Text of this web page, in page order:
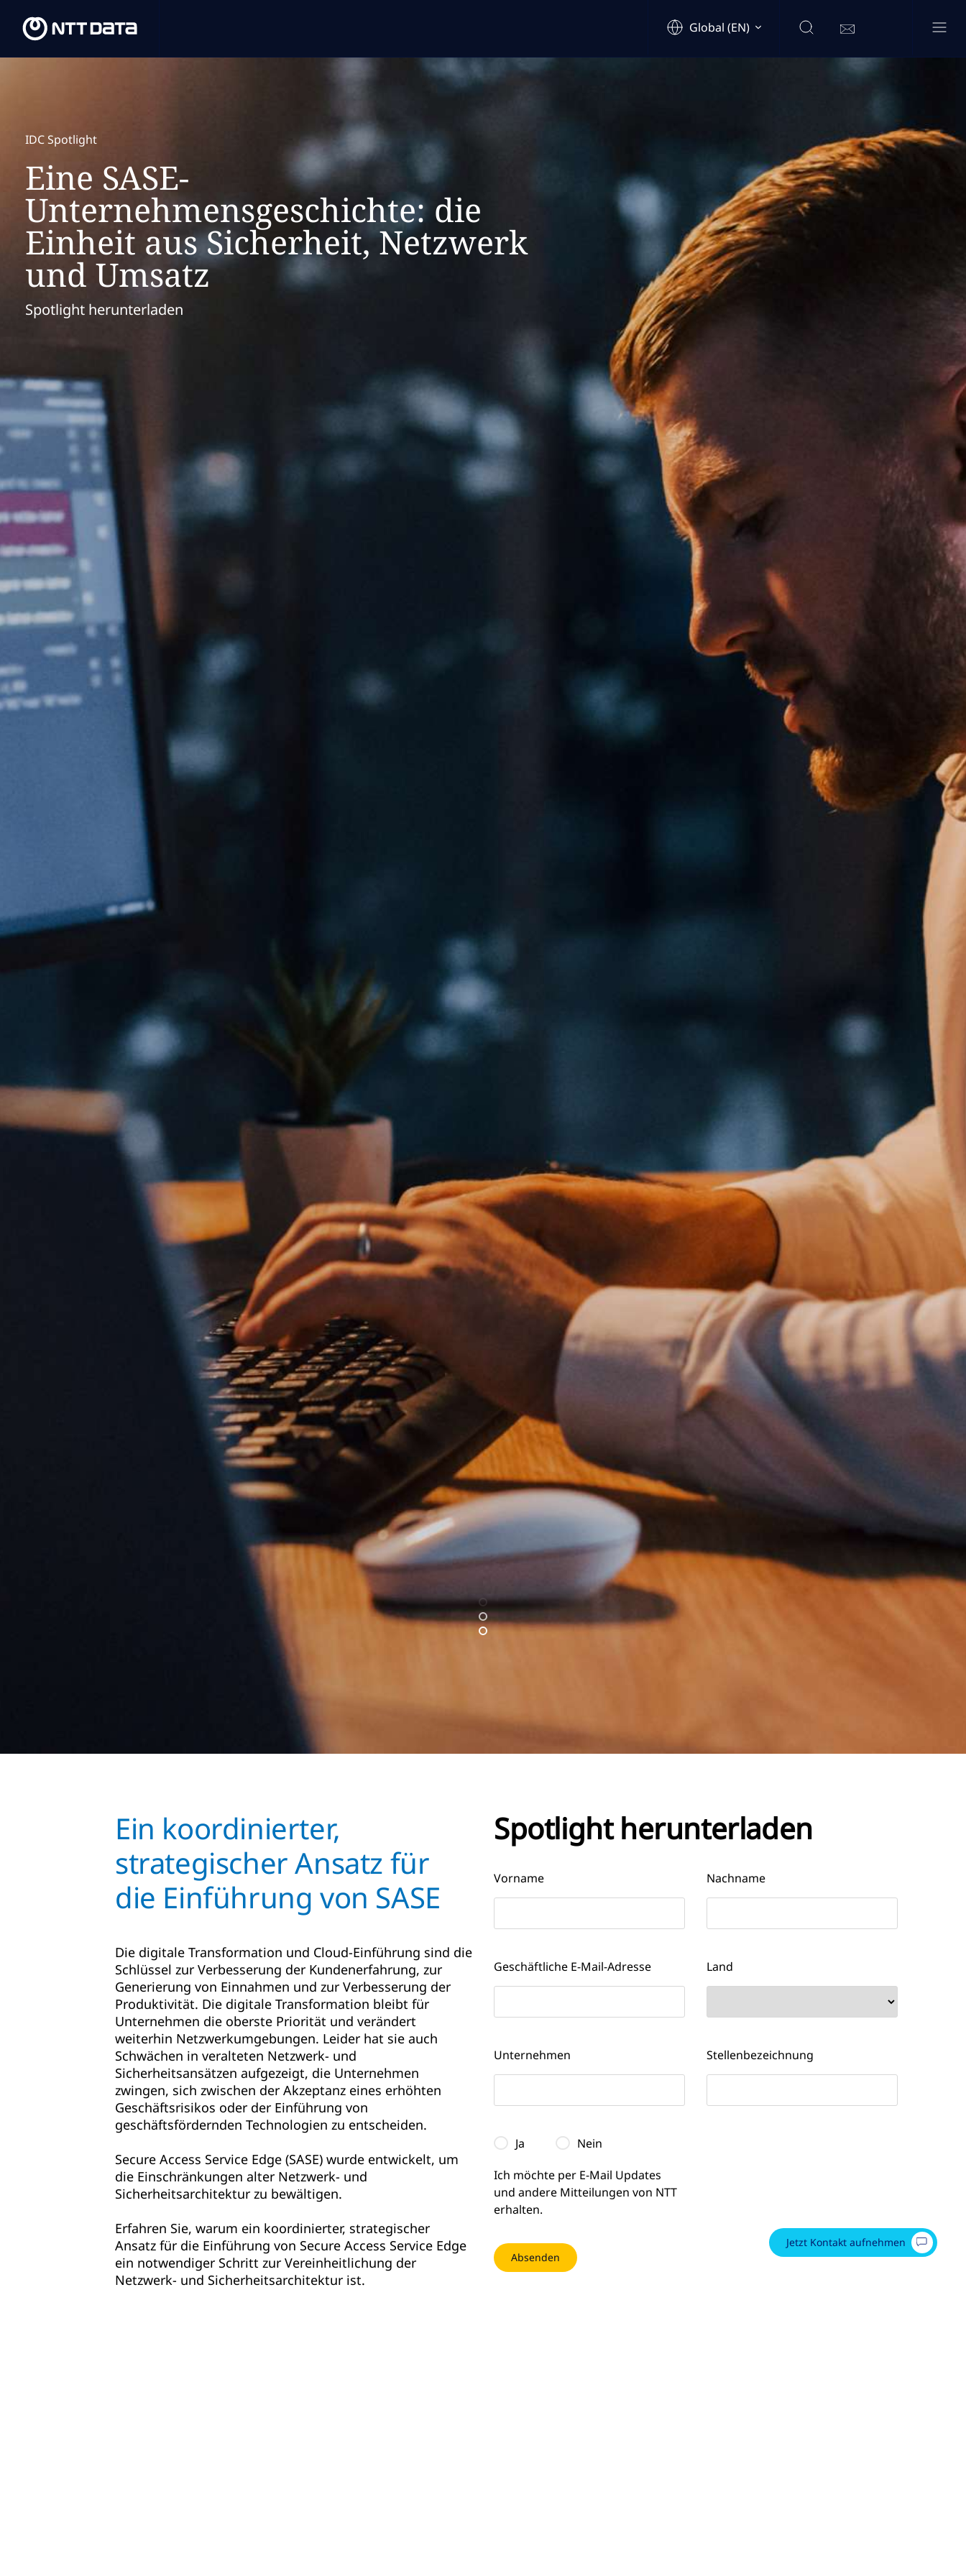
Global (EN)
IDC Spotlight
Eine SASE-
Unternehmensgeschichte: die
Einheit aus Sicherheit, Netzwerk
und Umsatz
Spotlight herunterladen
Ein koordinierter,
strategischer Ansatz für
die Einführung von SASE
Die digitale Transformation und Cloud-Einführung sind die
Schlüssel zur Verbesserung der Kundenerfahrung, zur
Generierung von Einnahmen und zur Verbesserung der
Produktivität. Die digitale Transformation bleibt für
Unternehmen die oberste Priorität und verändert
weiterhin Netzwerkumgebungen. Leider hat sie auch
Schwächen in veralteten Netzwerk- und
Sicherheitsansätzen aufgezeigt, die Unternehmen
zwingen, sich zwischen der Akzeptanz eines erhöhten
Geschäftsrisikos oder der Einführung von
geschäftsfördernden Technologien zu entscheiden.
Secure Access Service Edge (SASE) wurde entwickelt, um
die Einschränkungen alter Netzwerk- und
Sicherheitsarchitektur zu bewältigen.
Erfahren Sie, warum ein koordinierter, strategischer
Ansatz für die Einführung von Secure Access Service Edge
ein notwendiger Schritt zur Vereinheitlichung der
Netzwerk- und Sicherheitsarchitektur ist.
Spotlight herunterladen
Vorname Nachname
Geschäftliche E-Mail-Adresse Land
Unternehmen Stellenbezeichnung
Ich möchte per E-Mail Updates
und andere Mitteilungen von NTT
erhalten.
Ja Nein
Jetzt Kontakt aufnehmen